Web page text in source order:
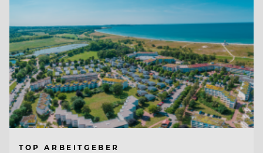
TOP ARBEITGEBER